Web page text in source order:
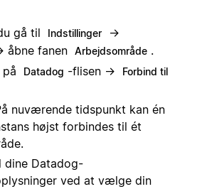
gå til
Indstillinger →
åbne fanen Arbejdsområde .
på Datadog -flisen →
Forbind til
nuværende tidspunkt kan én
højst forbindes til ét
dine Datadog-
ved at vælge din